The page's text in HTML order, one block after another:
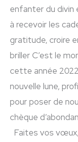
enfanter du divin
à recevoir les
gratitude, croire
briller C’est le
cette année
nouvelle lune,
pour poser de
chèque
Faites vos